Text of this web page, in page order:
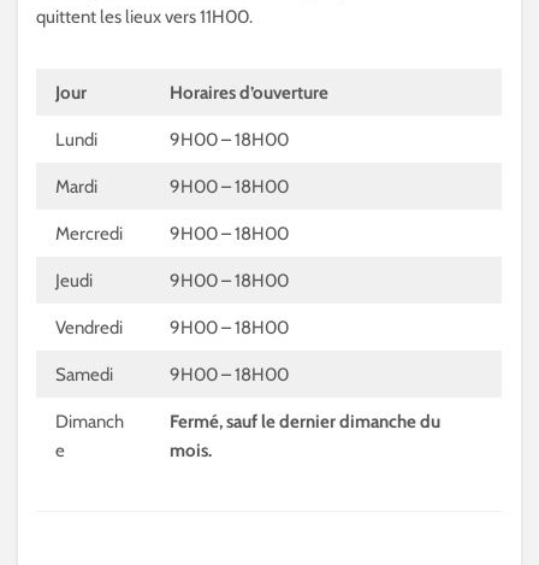
quittent les lieux vers 11H00.
Jour Horaires d’ouverture
Lundi 9H00 – 18H00
Mardi 9H00 – 18H00
Mercredi 9H00 – 18H00
Jeudi 9H00 – 18H00
Vendredi 9H00 – 18H00
Samedi 9H00 – 18H00
Dimanch
e
Fermé, sauf le dernier dimanche du
mois.